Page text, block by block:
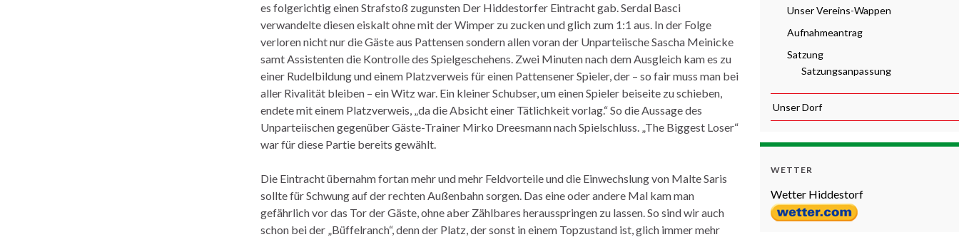
es folgerichtig einen Strafstoß zugunsten Der Hiddestorfer Eintracht gab. Serdal Basci
verwandelte diesen eiskalt ohne mit der Wimper zu zucken und glich zum 1:1 aus. In der Folge
verloren nicht nur die Gäste aus Pattensen sondern allen voran der Unparteiische Sascha Meinicke
samt Assistenten die Kontrolle des Spielgeschehens. Zwei Minuten nach dem Ausgleich kam es zu
einer Rudelbildung und einem Platzverweis für einen Pattensener Spieler, der – so fair muss man bei
aller Rivalität bleiben – ein Witz war. Ein kleiner Schubser, um einen Spieler beiseite zu schieben,
endete mit einem Platzverweis, „da die Absicht einer Tätlichkeit vorlag.“ So die Aussage des
Unparteiischen gegenüber Gäste-Trainer Mirko Dreesmann nach Spielschluss. „The Biggest Loser“
war für diese Partie bereits gewählt.
Die Eintracht übernahm fortan mehr und mehr Feldvorteile und die Einwechslung von Malte Saris
sollte für Schwung auf der rechten Außenbahn sorgen. Das eine oder andere Mal kam man
gefährlich vor das Tor der Gäste, ohne aber Zählbares herausspringen zu lassen. So sind wir auch
schon bei der „Büffelranch“, denn der Platz, der sonst in einem Topzustand ist, glich immer mehr
Unser Vereins-Wappen
Aufnahmeantrag
Satzung
Satzungsanpassung
Unser Dorf
WETTER
Wetter Hiddestorf